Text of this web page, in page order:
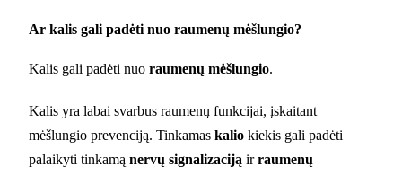
Ar kalis gali padėti nuo raumenų mėšlungio?
Kalis gali padėti nuo raumenų mėšlungio.
Kalis yra labai svarbus raumenų funkcijai, įskaitant
mėšlungio prevenciją. Tinkamas kalio kiekis gali padėti
palaikyti tinkamą nervų signalizaciją irraumenų